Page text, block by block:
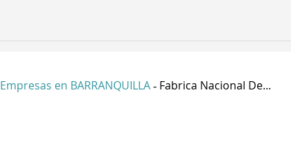
Empresas en BARRANQUILLA - Fabrica Nacional De...